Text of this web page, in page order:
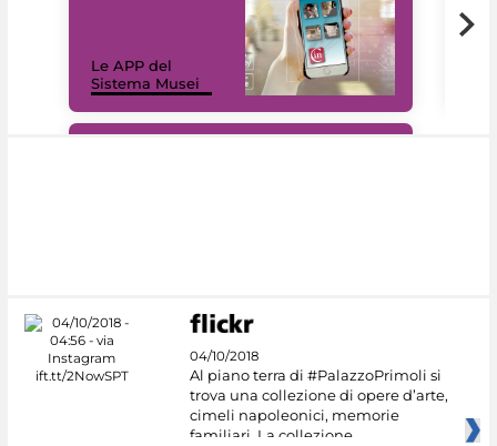
Le APP del
Sistema Musei
04/10/2018
Al piano terra di #PalazzoPrimoli si
trova una collezione di opere d’arte,
cimeli napoleonici, memorie
familiari. La collezione